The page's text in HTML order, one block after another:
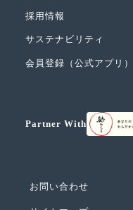
採用情報
サステナビリティ
会員登録（公式アプリ）
Partner With
お問い合わせ